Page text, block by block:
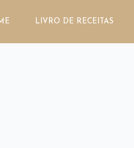
LIVRO DE RECEITAS